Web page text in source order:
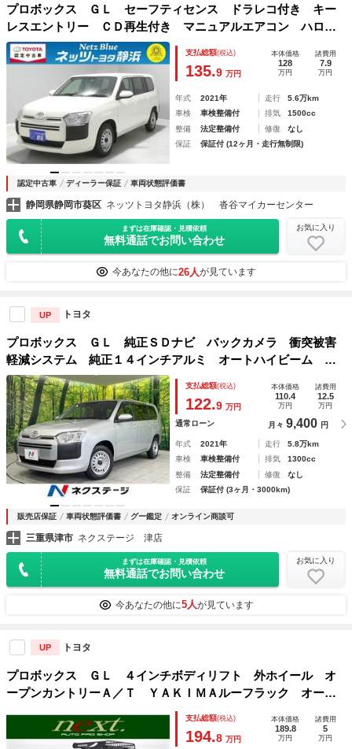
プロボックス ＧＬ セーフティセンス ドラレコ付き キー
レスエントリー ＣＤ再生付き マニュアルエアコン ハロゲ
ンライト ＥＴＣ アイドリングストップ ワンセグメモリー
ナビ シート素材モケット パワステ
支払総額(税込)
135.9 万円
本体価格
128
万円
諸費用
7.9
万円
年式 2021年 走行
5.6万km
車検
車検整備付 排気
1500cc
整備
法定整備付 修復
なし
保証
保証付 (12ヶ月・走行無制限)
認定中古車 ディーラー保証 車両状態評価書
静岡県静岡市葵区 ネッツトヨタ静浜（株） 沓谷マイカーセンター
まずは在庫確認・見積依頼
無料通話でお問い合わせ
お気に入り
今あなたの他に26人が見ています
UP トヨタ
プロボックス ＧＬ 純正ＳＤナビ バックカメラ 衝突被害
軽減システム 純正１４インチアルミ オートハイビーム オ
ートライト Ｂｌｕｅｔｏｏｔｈ
支払総額(税込)
122.9 万円
本体価格
110.4
万円
諸費用
12.5
万円
通常ローン 月々 9,400 円
年式 2021年 走行
5.8万km
車検
車検整備付 排気
1300cc
整備
法定整備付 修復
なし
保証
保証付 (3ヶ月・3000km)
販売店保証 車両状態評価書 グー鑑定 オンライン商談可
三重県津市 ネクステージ 津店
まずは在庫確認・見積依頼
無料通話でお問い合わせ
お気に入り
今あなたの他に5人が見ています
UP トヨタ
プロボックス ＧＬ ４インチボディリフト 外ホイール オ
ープンカントリーＡ／Ｔ ＹＡＫＩＭＡルーフラック オーバ
ーフェンダー 外ウッドコンビステア シートカバー ナビ
Ｂｌｕｅｔｏｏｔｈ バックカメラ アウトドアカスタム
支払総額(税込)
194.8 万円
本体価格
189.8
万円
諸費用
5
万円